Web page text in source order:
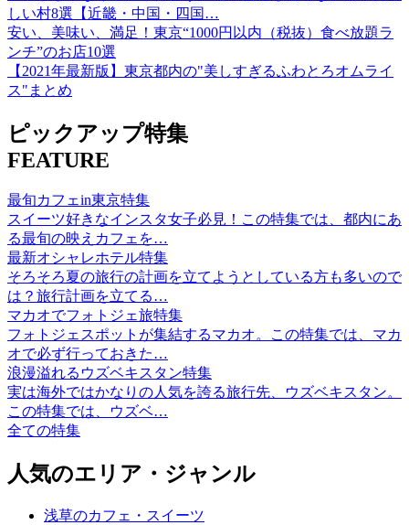
しい村8選【近畿・中国・四国…
安い、美味い、満足！東京“1000円以内（税抜）食べ放題ラ
ンチ”のお店10選
【2021年最新版】東京都内の"美しすぎるふわとろオムライ
ス"まとめ
ピックアップ特集
FEATURE
最旬カフェin東京特集
スイーツ好きなインスタ女子必見！この特集では、都内にあ
る最旬の映えカフェを…
最新オシャレホテル特集
そろそろ夏の旅行の計画を立てようとしている方も多いので
は？旅行計画を立てる…
マカオでフォトジェ旅特集
フォトジェスポットが集結するマカオ。この特集では、マカ
オで必ず行っておきた…
浪漫溢れるウズベキスタン特集
実は海外ではかなりの人気を誇る旅行先、ウズベキスタン。
この特集では、ウズベ…
全ての特集
人気のエリア・ジャンル
浅草のカフェ・スイーツ